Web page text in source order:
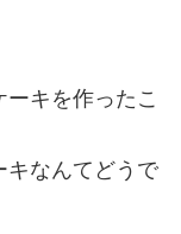
キを作ったこ
キなんてどうで